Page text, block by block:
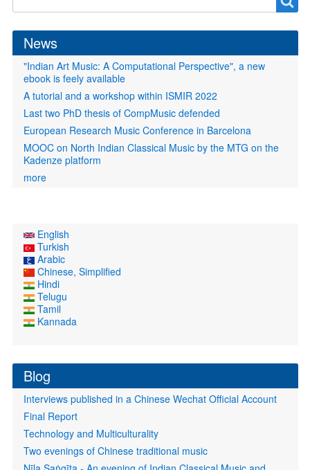
form
News
"Indian Art Music: A Computational Perspective", a new
ebook is feely available
A tutorial and a workshop within ISMIR 2022
Last two PhD thesis of CompMusic defended
European Research Music Conference in Barcelona
MOOC on North Indian Classical Music by the MTG on the
Kadenze platform
more
English
Turkish
Arabic
Chinese, Simplified
Hindi
Telugu
Tamil
Kannada
Blog
Interviews published in a Chinese Wechat Official Account
Final Report
Technology and Multiculturality
Two evenings of Chinese traditional music